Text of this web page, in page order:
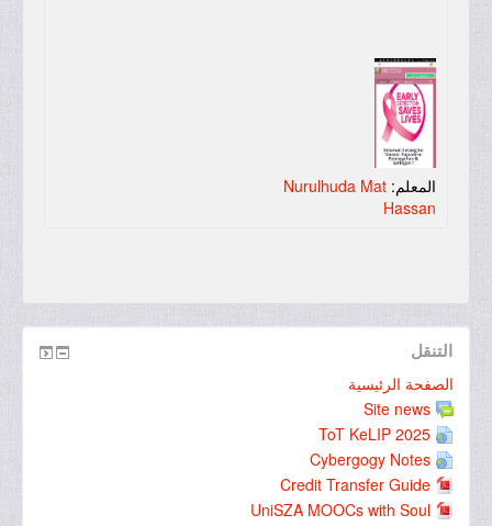
المعلم: Nurulhuda Mat
Hassan
التنقل
الصفحة الرئيسية
Site news
ToT KeLIP 2025
Cybergogy Notes
Credit Transfer Guide
UniSZA MOOCs with Soul